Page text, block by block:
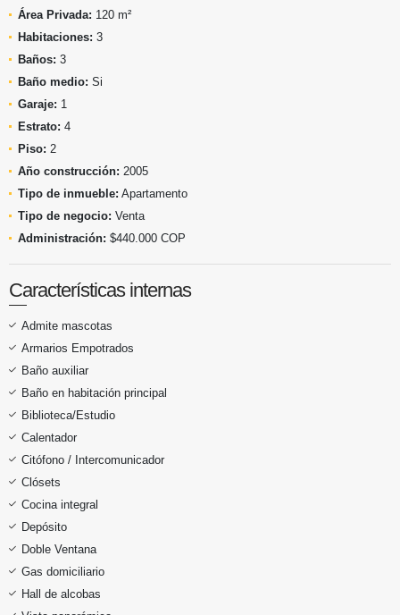
Área Privada: 120 m²
Habitaciones: 3
Baños: 3
Baño medio: Si
Garaje: 1
Estrato: 4
Piso: 2
Año construcción: 2005
Tipo de inmueble: Apartamento
Tipo de negocio: Venta
Administración: $440.000 COP
Características internas
Admite mascotas
Armarios Empotrados
Baño auxiliar
Baño en habitación principal
Biblioteca/Estudio
Calentador
Citófono / Intercomunicador
Clósets
Cocina integral
Depósito
Doble Ventana
Gas domiciliario
Hall de alcobas